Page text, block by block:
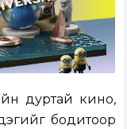
дуртай кино,
бодитоор